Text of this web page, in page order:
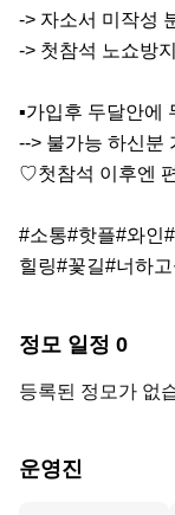
-> 자소서 미작성
-> 첫참석 노쇼방
▪︎가입후 두달안에
--> 불가능 하신분
♡첫참석 이후엔
#소통#핫플#와인
힐링#꽃길#너하
정모 일정 0
등록된 정모가 없
운영진